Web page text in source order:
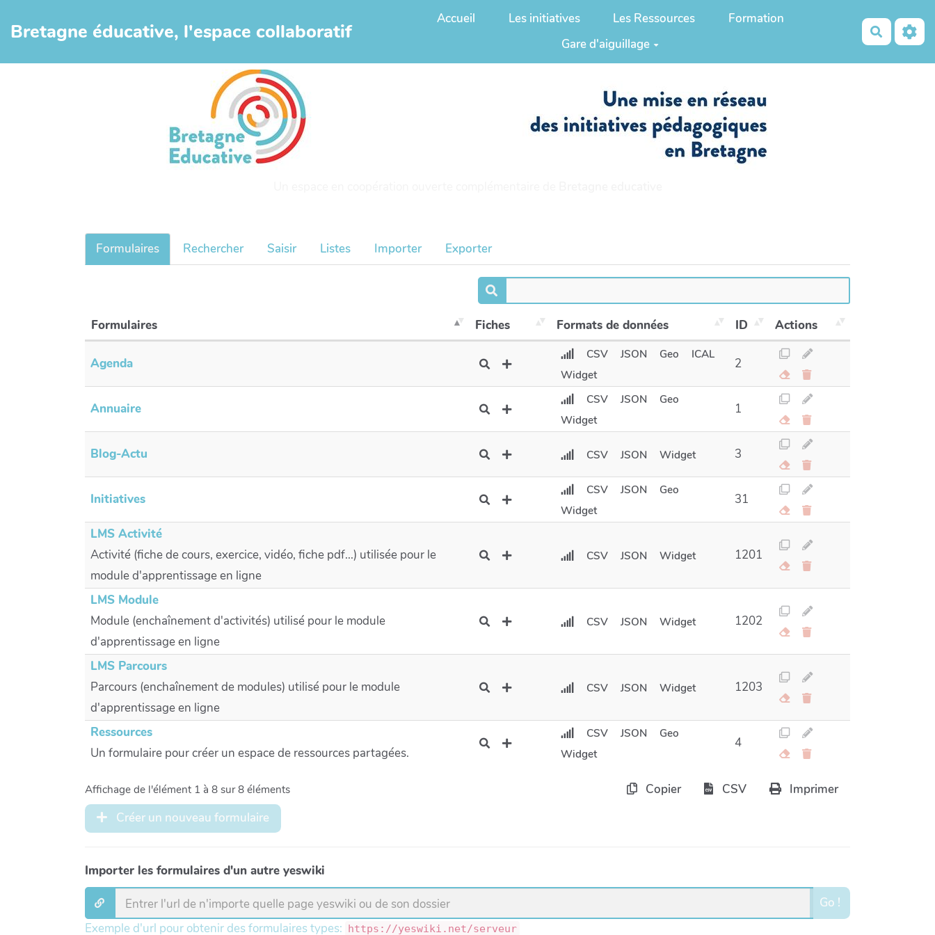
Bretagne éducative, l'espace collaboratif
Accueil Les initiatives Les Ressources
Formation
Gare d'aiguillage
Formulaires Rechercher Saisir Listes Importer Exporter
Formulaires Fiches Formats de données ID Actions
Agenda
CSV JSON Geo
ICAL
Widget
2
Annuaire
CSV JSON
Geo
Widget
1
Blog-Actu CSV JSON Widget 3
Initiatives
CSV JSON
Geo
Widget
31
LMS Activité
Activité (fiche de cours, exercice, vidéo, fiche pdf...) utilisée pour le
module d'apprentissage en ligne
CSV JSON Widget 1201
LMS Module
Module (enchaînement d'activités) utilisé pour le module
d'apprentissage en ligne
CSV JSON Widget 1202
LMS Parcours
Parcours (enchaînement de modules) utilisé pour le module
d'apprentissage en ligne
CSV JSON Widget 1203
Ressources
Un formulaire pour créer un espace de ressources partagées.
CSV JSON
Geo
Widget
4
Affichage de l'élément 1 à 8 sur 8 éléments Copier CSV
Imprimer
Créer un nouveau formulaire
Importer les formulaires d'un autre yeswiki
Go !
Exemple d'url pour obtenir des formulaires types: https://yeswiki.net/serveur